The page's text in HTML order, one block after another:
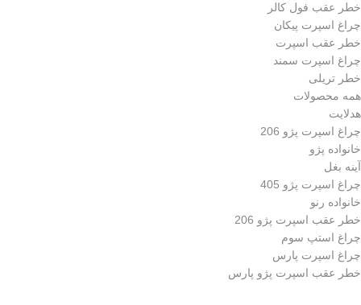
خطر عقب فول کالر
چراغ اسپرت پیکان
خطر عقب اسپرت
چراغ اسپرت سمند
خطر تریلی
همه محصولات
هدلایت
چراغ اسپرت پژو 206
خانواده پژو
آینه بغل
چراغ اسپرت پژو 405
خانواده رنو
خطر عقب اسپرت پژو 206
چراغ استپ سوم
چراغ اسپرت پارس
خطر عقب اسپرت پژو پارس